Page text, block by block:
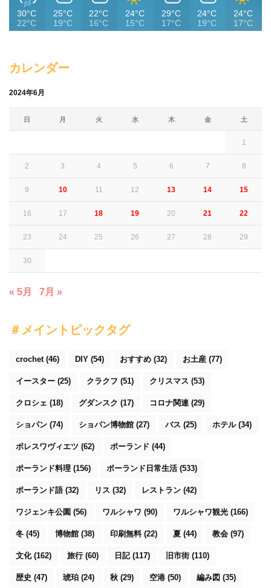
30°C
22°C
25°C
19°C
22°C
16°C
24°C
15°C
29°C
17°C
24°C
19°C
24°C
17°C
カレンダー
2024年6月
日 月 火 水 木 金 土
1
2 3 4 5 6 7 8
9 10 11 12 13 14 15
16 17 18 19 20 21 22
23 24 25 26 27 28 29
30
« 5月 7月 »
＃メイントピックタグ
crochet (46) DIY (54) おすすめ (32) お土産 (77)
イースター (25) クラクフ (51) クリスマス (53)
クロシェ (18) グダンスク (17) コロナ関連 (29)
ショパン (74) ショパン博物館 (27) バス (25) ホテル(34)
ボレスワヴィエツ (62) ポーランド (44)
ポーランド料理 (156) ポーランド日常生活(533)
ポーランド語(32) リス (32) レストラン (42)
ワジェンキ公園 (56) ワルシャワ (90) ワルシャワ観光 (166)
冬 (45) 博物館 (38) 印刷無料(22) 夏 (44) 教会 (97)
文化(162) 旅行 (60) 日記(117) 旧市街 (110)
歴史 (47) 琥珀 (24) 秋 (29) 空港 (50) 編み図 (35)